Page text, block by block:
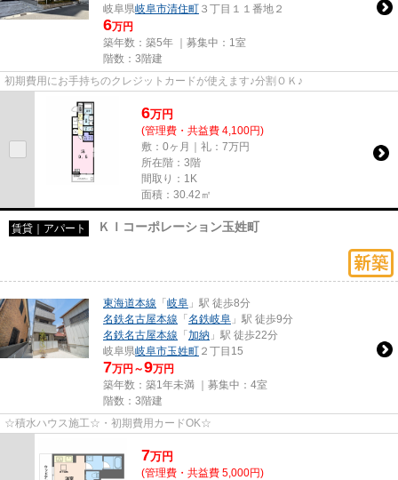
岐阜県岐阜市清住町 ３丁目１１番地２
6万円
築年数：築5年 ｜募集中： 1室
階数：3階建
初期費用にお手持ちのクレジットカードが使えます♪分割ＯＫ♪
6万円
(管理費・共益費 4,100円)
敷：0ヶ月｜礼：7万円
所在階：3階
間取り：1K
面積：30.42㎡
賃貸｜アパート ＫＩコーポレーション玉姓町
東海道本線 「 岐阜 」駅 徒歩8分
名鉄名古屋本線 「 名鉄岐阜 」駅 徒歩9分
名鉄名古屋本線 「 加納 」駅 徒歩22分
岐阜県岐阜市玉姓町 ２丁目15
7万円～9万円
築年数：築1年未満 ｜募集中： 4室
階数：3階建
☆積水ハウス施工☆・初期費用カードOK☆
7万円
(管理費・共益費 5,000円)